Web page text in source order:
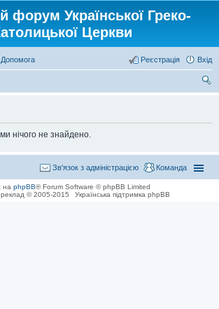
форум Української Греко-
Церкви
Допомога Вхід
Реєстрація
нічого не знайдено.
Команда
Зв'язок з адміністрацією
на phpBB® Forum Software © phpBB Limited
© 2005-2015
Українська підтримка phpBB